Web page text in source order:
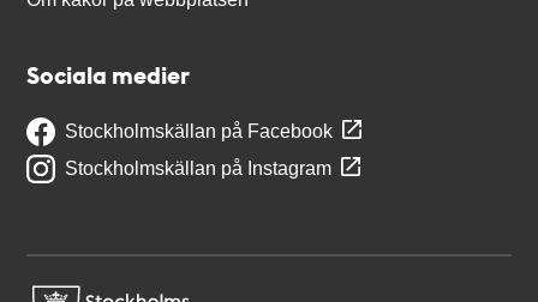
Sociala medier
Stockholmskällan på Facebook
Stockholmskällan på Instagram